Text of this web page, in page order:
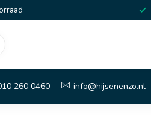
260 0460 info@hijsenenzo.nl